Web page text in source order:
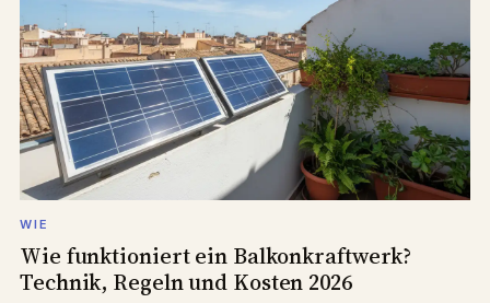
WIE
Wie funktioniert ein Balkonkraftwerk?
Technik, Regeln und Kosten 2026